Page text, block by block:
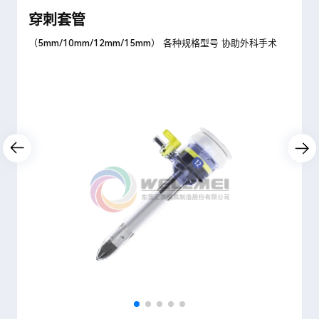
穿刺套管
（5mm/10mm/12mm/15mm） 各种规格型号 协助外科手术